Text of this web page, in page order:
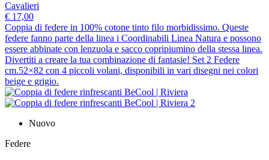
Cavalieri
€ 17,00
Coppia di federe in 100% cotone tinto filo morbidissimo. Queste
federe fanno parte della linea i Coordinabili Linea Natura e possono
essere abbinate con lenzuola e sacco copripiumino della stessa linea.
Divertiti a creare la tua combinazione di fantasie! Set 2 Federe
cm.52×82 con 4 piccoli volani, disponibili in vari disegni nei colori
beige e grigio.
Nuovo
Federe